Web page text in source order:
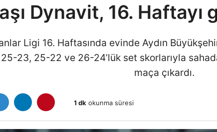
Dynavit, 16.
Ligi 16. Haftasında evinde Aydın
23, 25-22 ve 26-24’lük set skorlarıyla
maça çıkardı.
1 dk okunma süresi